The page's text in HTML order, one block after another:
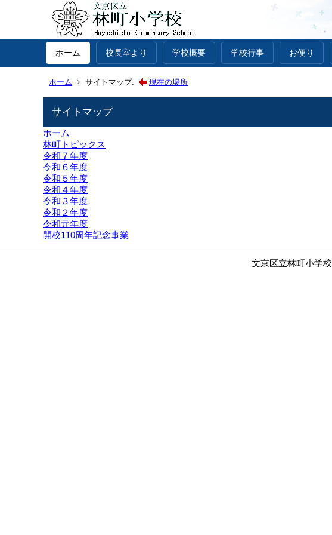
ホーム 校長室より 学校概要 学校行事 お便り
ホーム サイトマップ: 現在の場所
サイトマップ
ホーム
林町トピックス
令和７年度
令和６年度
令和５年度
令和４年度
令和３年度
令和２年度
令和元年度
開校110周年記念事業
文京区立林町小学校